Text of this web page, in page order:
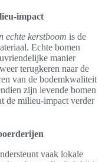
impact
echte kerstboom is de
Echte bomen
manier
terugkeren naar de
van de bodemkwaliteit
zijn levende bomen
de milieu-impact verder
vaak lokale